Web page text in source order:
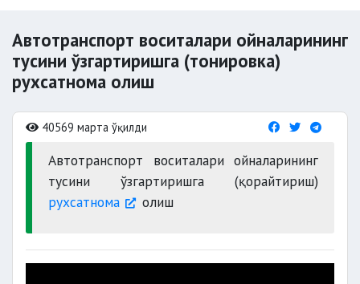
Автотранспорт воситалари ойналарининг
тусини ўзгартиришга (тонировка)
рухсатнома олиш
40569 марта ўқилди
Автотранспорт воситалари ойналарининг
тусини ўзгартиришга (қорайтириш)
рухсатнома
олиш